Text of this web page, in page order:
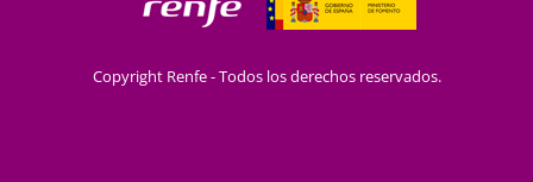
Copyright Renfe - Todos los derechos reservados.